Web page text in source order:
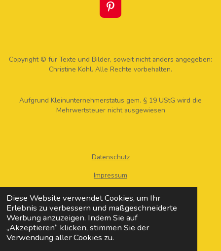
Diese Website verwendet Cookies, um Ihr
Erlebnis zu verbessern und maßgeschneiderte
Werbung anzuzeigen. Indem Sie auf
„Akzeptieren“ klicken, stimmen Sie der
Verwendung aller Cookies zu.
T
A
M
P
I
R
E
Copyright © für Texte und Bilder, soweit nicht anders angegeben:
Christine Kohl. Alle Rechte vorbehalten.
Aufgrund Kleinunternehmerstatus gem. § 19 UStG wird die
Mehrwertsteuer nicht ausgewiesen
Datenschutz
Impressum
AGB
Widerruf
Versand